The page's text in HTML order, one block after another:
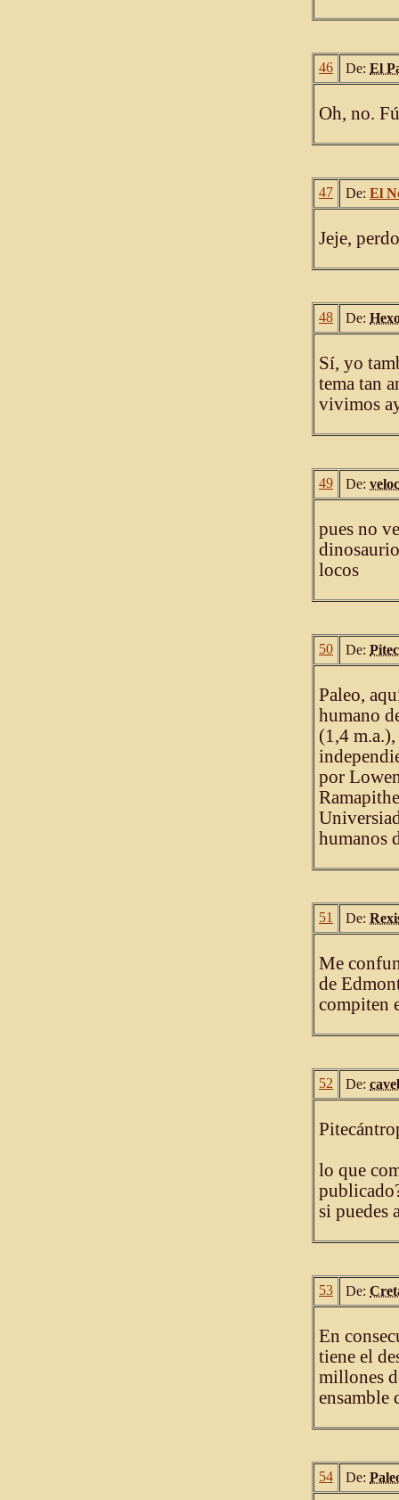
46 De: El
Oh, no.
47 De: El
Jeje,
48 De:
Sí, yo
tema tan
vivimos
49 De:
pues no
locos
50 De:
Paleo,
humano
(1,4
por
humanos
51 De:
Me
de
compiten
52 De:
lo que
si puedes
53 De:
En
tiene el
millones
ensamble
54 De: